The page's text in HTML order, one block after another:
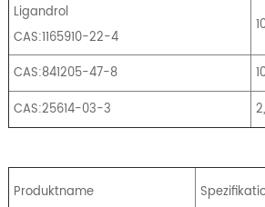
Ligandrol
CAS:1165910-22-4
CAS:841205-47-8
CAS:25614-03-3
Produktname